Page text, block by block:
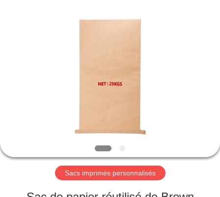
DE
NOUS
VISITE
Sacs imprimés personnalisés